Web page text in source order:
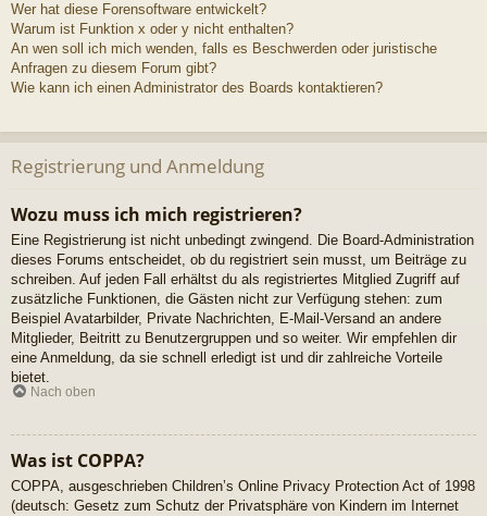
Wer hat diese Forensoftware entwickelt?
Warum ist Funktion x oder y nicht enthalten?
An wen soll ich mich wenden, falls es Beschwerden oder juristische
Anfragen zu diesem Forum gibt?
Wie kann ich einen Administrator des Boards kontaktieren?
Registrierung und Anmeldung
Wozu muss ich mich registrieren?
Eine Registrierung ist nicht unbedingt zwingend. Die Board-Administration
dieses Forums entscheidet, ob du registriert sein musst, um Beiträge zu
schreiben. Auf jeden Fall erhältst du als registriertes Mitglied Zugriff auf
zusätzliche Funktionen, die Gästen nicht zur Verfügung stehen: zum
Beispiel Avatarbilder, Private Nachrichten, E-Mail-Versand an andere
Mitglieder, Beitritt zu Benutzergruppen und so weiter. Wir empfehlen dir
eine Anmeldung, da sie schnell erledigt ist und dir zahlreiche Vorteile
bietet.
Nach oben
Was ist COPPA?
COPPA, ausgeschrieben Children’s Online Privacy Protection Act of 1998
(deutsch: Gesetz zum Schutz der Privatsphäre von Kindern im Internet